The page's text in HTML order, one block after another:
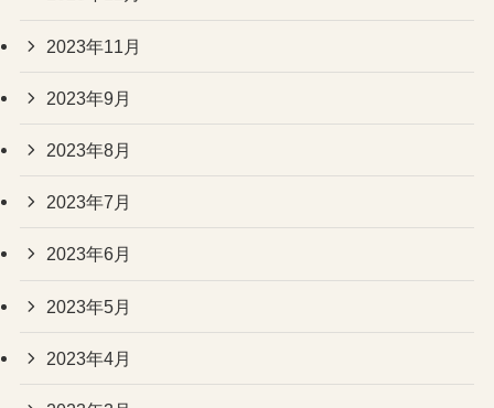
2023年11月
2023年9月
2023年8月
2023年7月
2023年6月
2023年5月
2023年4月